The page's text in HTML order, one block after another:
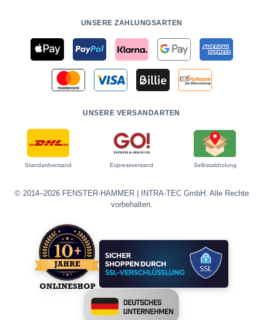
UNSERE ZAHLUNGSARTEN
UNSERE VERSANDARTEN
Standardversand Expressversand Selbstabholung
© 2014–2026 FENSTER-HAMMER | INTRA-TEC GmbH. Alle Rechte
vorbehalten.